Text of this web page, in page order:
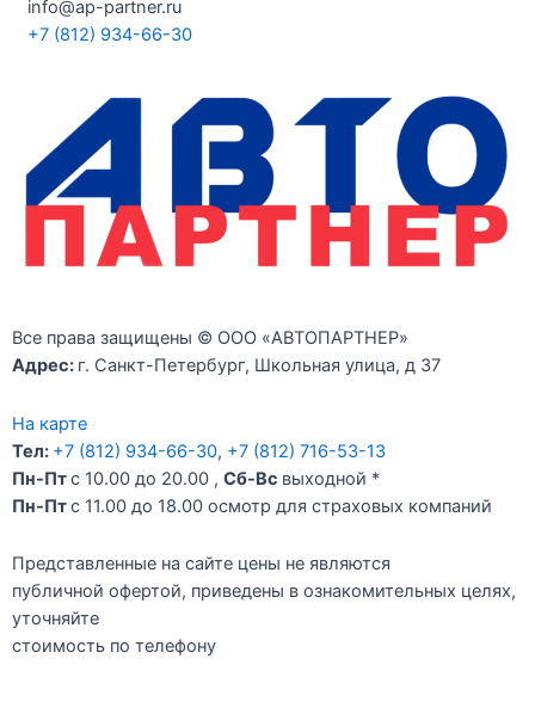
info@ap-partner.ru
+7 (812) 934-66-30
Все права защищены © ООО «АВТОПАРТНЕР»
Адрес: г. Санкт-Петербург, Школьная улица, д 37
На карте
Тел: +7 (812) 934-66-30, +7 (812) 716-53-13
Пн-Птс 10.00 до 20.00 , Сб-Вс выходной *
Пн-Птc 11.00 до 18.00 осмотр для страховых компаний
Представленные на сайте цены не являются
публичной офертой, приведены в ознакомительных целях,
уточняйте
стоимость по телефону